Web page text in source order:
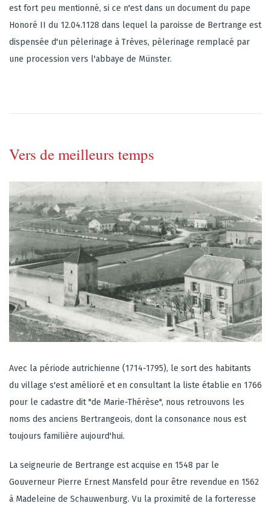
est fort peu mentionné, si ce n'est dans un document du pape
Honoré II du 12.04.1128 dans lequel la paroisse de Bertrange est
dispensée d'un pèlerinage à Trèves, pèlerinage remplacé par
une procession vers l'abbaye de Münster.
Vers de meilleurs temps
Avec la période autrichienne (1714-1795), le sort des habitants
du village s'est amélioré et en consultant la liste établie en 1766
pour le cadastre dit "de Marie-Thérèse", nous retrouvons les
noms des anciens Bertrangeois, dont la consonance nous est
toujours familière aujourd'hui.
La seigneurie de Bertrange est acquise en 1548 par le
Gouverneur Pierre Ernest Mansfeld pour être revendue en 1562
à Madeleine de Schauwenburg. Vu la proximité de la forteresse